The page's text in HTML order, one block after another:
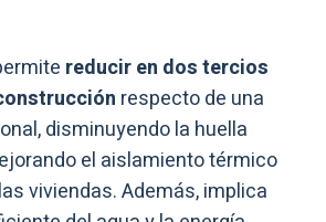
reducir en dos tercios
respecto de una
disminuyendo la huella
el aislamiento térmico
viviendas. Además, implica